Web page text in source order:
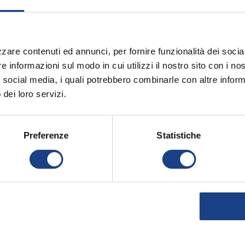
contenuti ed annunci, per fornire funzionalità dei
informazioni sul modo in cui utilizzi il nostro sito con i
media, i quali potrebbero combinarle con altre
dei loro servizi.
Preferenze Statistiche
te!
davvero
davvero